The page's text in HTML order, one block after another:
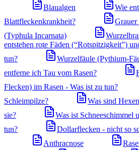
Blaualgen
Wie
Blattfleckenkrankheit?
Grauer
(Typhula Incarnata)
entstehen rote Fäden (“Rotspitzigkeit”)
tun?
Wurzelfäule (Pythium-
entferne ich Tau vom Rasen?
Flecken) im Rasen - Was ist zu tun?
Schleimpilze?
Was sind
sie?
Was ist Schneeschimmel
tun?
Dollarflecken - nicht so
Anthracnose